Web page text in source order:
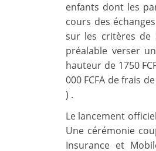
enfants dont les
cours des
sur les critères de
préalable verser
hauteur de 1750
000 FCFA de frais
) .
Le lancement
Une cérémonie
Insurance et